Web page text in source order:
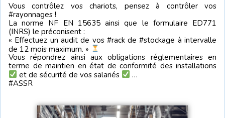
Vous contrôlez vos chariots, pensez à contrôler vos
#rayonnages !
La norme NF EN 15635 ainsi que le formulaire ED771
(INRS) le préconisent :
« Effectuez un audit de vos #rack de #stockage à intervalle
de 12 mois maximum. »
Vous répondrez ainsi aux obligations réglementaires en
terme de maintien en état de conformité des installations
et de sécurité de vos salariés
…
#ASSR